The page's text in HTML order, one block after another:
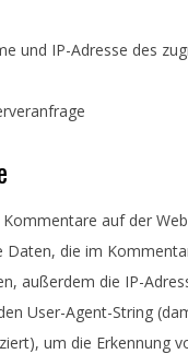
und IP-Adresse des
auf der
Daten, die im
außerdem die IP-
User-Agent-String
um die Erkennung